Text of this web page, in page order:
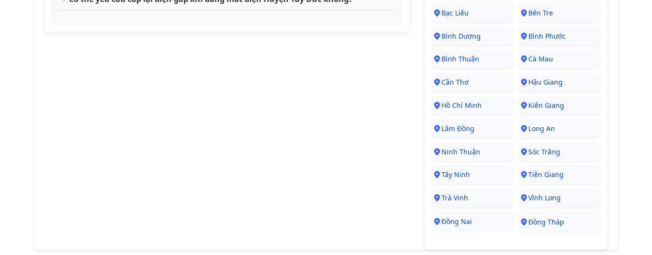
Bạc Liêu Bến Tre
Bình Dương Bình Phước
Bình Thuận Cà Mau
Cần Thơ Hậu Giang
Hồ Chí Minh Kiên Giang
Lâm Đồng Long An
Ninh Thuận Sóc Trăng
Tây Ninh Tiền Giang
Trà Vinh Vĩnh Long
Đồng Nai Đồng Tháp